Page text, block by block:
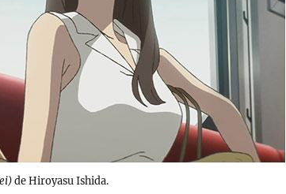
de Hiroyasu Ishida.